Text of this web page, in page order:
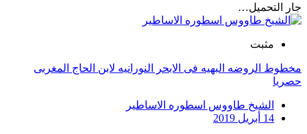
جار التحميل…
مثبت
مخطوط الروضه البهيه فى الابحر النورانيه لابن الحاج المغربى
حصريا
الشيخ طاووس اسطوره الاساطير
14 أبريل 2019